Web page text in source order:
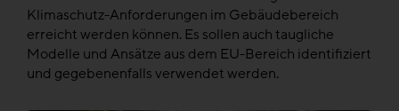
Klimaschutz-Anforderungen im Gebäudebereich
erreicht werden können. Es sollen auch taugliche
Modelle und Ansätze aus dem EU-Bereich identifiziert
und gegebenenfalls verwendet werden.